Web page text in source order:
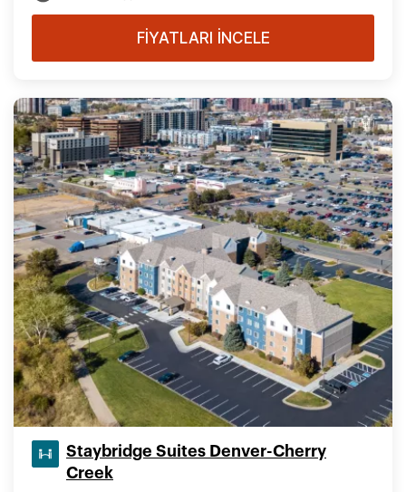
FİYATLARI İNCELE
Staybridge Suites Denver-Cherry
Creek